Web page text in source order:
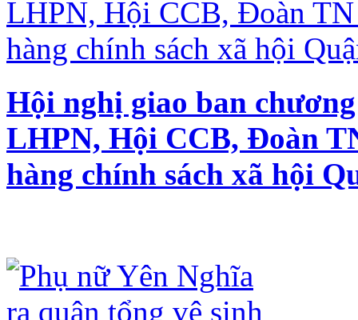
Hội nghị giao ban
LHPN, Hội CCB, Đoàn
hàng chính sách xã hội